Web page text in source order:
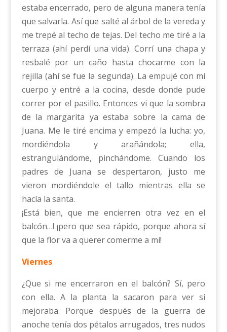
estaba encerrado, pero de alguna manera tenía
que salvarla. Así que salté al árbol de la vereda y
me trepé al techo de tejas. Del techo me tiré a la
terraza (ahí perdí una vida). Corrí una chapa y
resbalé por un caño hasta chocarme con la
rejilla (ahí se fue la segunda). La empujé con mi
cuerpo y entré a la cocina, desde donde pude
correr por el pasillo. Entonces vi que la sombra
de la margarita ya estaba sobre la cama de
Juana. Me le tiré encima y empezó la lucha: yo,
mordiéndola y arañándola; ella,
estrangulándome, pinchándome. Cuando los
padres de Juana se despertaron, justo me
vieron mordiéndole el tallo mientras ella se
hacía la santa.
¡Está bien, que me encierren otra vez en el
balcón…! ¡pero que sea rápido, porque ahora sí
que la flor va a querer comerme a mí!
Viernes
¿Que si me encerraron en el balcón? Sí, pero
con ella. A la planta la sacaron para ver si
mejoraba. Porque después de la guerra de
anoche tenía dos pétalos arrugados, tres nudos